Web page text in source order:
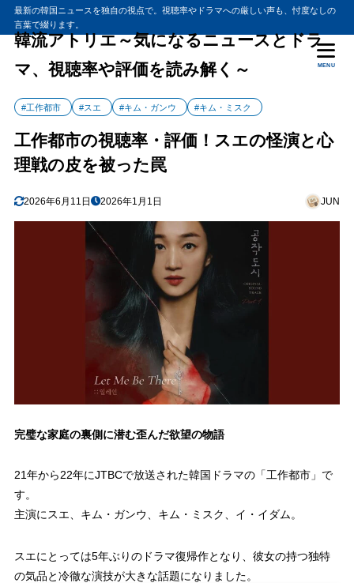
最新の韓国ニュースを独自の視点で。視聴率やドラマへの厳しい声も、忖度なしの
言葉で綴ります。
韓流アトリエ～気になるニュースとドラ
マ、視聴率や評価を読み解く～
MENU
#工作都市 #スエ #キム・ガンウ #キム・ミスク
工作都市の視聴率・評価！スエの怪演と心
理戦の皮を被った罠
2026年6月11日 2026年1月1日 JUN
完璧な家庭の裏側に潜む歪んだ欲望の物語
21年から22年にJTBCで放送された韓国ドラマの「工作都市」で
す。
主演にスエ、キム・ガンウ、キム・ミスク、イ・イダム。
スエにとっては5年ぶりのドラマ復帰作となり、彼女の持つ独特
の気品と冷徹な演技が大きな話題になりました。